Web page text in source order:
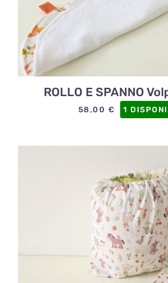
ROLLO E SPANNO
58,00€ 1